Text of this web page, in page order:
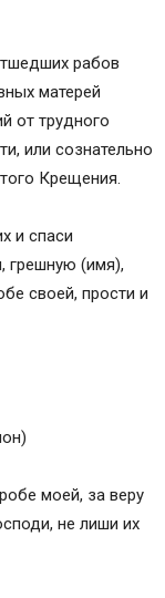
рабов
матерей
от трудного
или сознательно
Крещения.
и спаси
грешную (имя),
своей, прости и
моей, за веру
не лиши их